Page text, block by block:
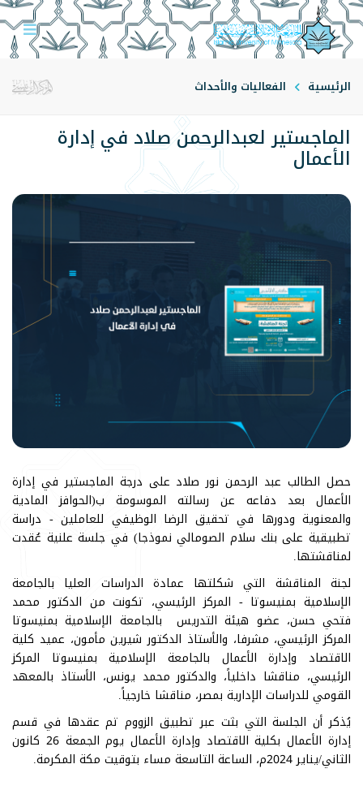
الرئيسية الفعاليات والأحداث
الماجستير لعبدالرحمن صلاد في إدارة
الأعمال
حصل الطالب عبد الرحمن نور صلاد على درجة الماجستير في إدارة
الأعمال بعد دفاعه عن رسالته الموسومة ب(الحوافز المادية
والمعنوية ودورها في تحقيق الرضا الوظيفي للعاملين - دراسة
تطبيقية على بنك سلام الصومالي نموذجا) في جلسة علنية عُقدت
لمناقشتها.
لجنة المناقشة التي شكلتها عمادة الدراسات العليا بالجامعة
الإسلامية بمنيسوتا - المركز الرئيسي، تكونت من الدكتور محمد
فتحي حسن، عضو هيئة التدريس بالجامعة الإسلامية بمنيسوتا
المركز الرئيسي، مشرفا، والأستاذ الدكتور شيرين مأمون، عميد كلية
الاقتصاد وإدارة الأعمال بالجامعة الإسلامية بمنيسوتا المركز
الرئيسي، مناقشا داخلياً، والدكتور محمد يونس، الأستاذ بالمعهد
القومي للدراسات الإدارية بمصر، مناقشا خارجياً.
يُذكر أن الجلسة التي بثت عبر تطبيق الزووم تم عقدها في قسم
إدارة الأعمال بكلية الاقتصاد وإدارة الأعمال يوم الجمعة 26 كانون
الثاني/يناير 2024م، الساعة التاسعة مساء بتوقيت مكة المكرمة.